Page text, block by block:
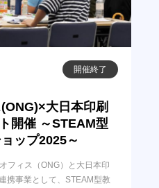
開催終了
大日本印刷
開催 ～STEAM型
ップ2025～
フィス（ONG）と大日本印
携事業として、STEAM型教